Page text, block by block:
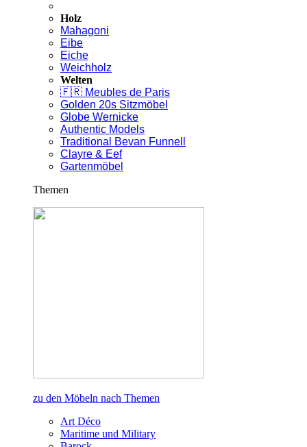
Holz
Mahagoni
Eibe
Eiche
Weichholz
Welten
🇫🇷 Meubles de Paris
Golden 20s Sitzmöbel
Globe Wernicke
Authentic Models
Traditional Bevan Funnell
Clayre & Eef
Gartenmöbel
Themen
zu den Möbeln nach Themen
Art Déco
Maritime und Military